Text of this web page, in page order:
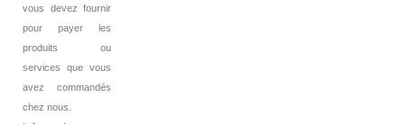
vous devez fournir
pour payer les
produits ou
services que vous
avez commandés
chez nous.